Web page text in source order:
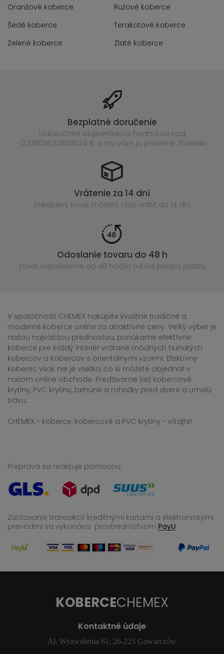
Oranžové koberce
Ružové koberce
Šedé koberce
Terakotové koberce
Zelené koberce
Zlaté koberce
Bezplatné doručenie
Uskutočnite objednávku s hodnotou nad
-0.23809523809524 € a my vám ju pošleme ZDARMA!
Vrátenie za 14 dní
Zakúpený tovar môžete vždy vrátiť do 14 dní
Odoslanie tovaru do 48 h
Tovar odosielame do 48 hodín od od prijatia platby
V spoločnosti CHEMEX nakúpite kvalitné tradičné a
moderné koberce online za atraktívne ceny. Veľký výber je
našou najväčšou prednosťou, ponúkame efektívne
koberce pre každý interiér vrátane módnych huňatých
kobercov a kobercov s orientálnymi vzormi. Efektívny
koberec však nie je všetko, čo si môžete objednať v
našom online obchode. Predávame tiež kobercové
krytiny, PVC krytiny, behúne a rohožky pred dvere a umelú
trávu.
CHEMEX - koberce, kobercové a PVC krytiny - vítajte!
Preprava sa realizuje pomocou:
Zúčtovanie transakcií kreditnými kartami a elektronickými
prevodmi sa vykonáva prostredníctvom PayU
KOBERCECHEMEX
Kontaktné údaje
Al. Wyzwolenia 61, 26-225 Gowarczów